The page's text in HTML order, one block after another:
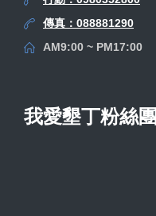
傳真：088881290
AM9:00 ~ PM17:00
我愛墾丁粉絲團